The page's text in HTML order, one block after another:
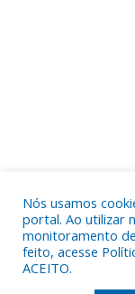
Nós usamos
portal. Ao utilizar
monitoramento
feito, acesse
ACEITO.